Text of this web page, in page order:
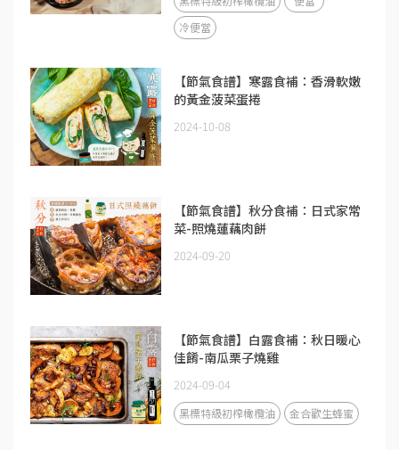
冷便當
【節氣食譜】寒露食補：香滑軟嫩
的黃金菠菜蛋捲
2024-10-08
【節氣食譜】秋分食補：日式家常
菜-照燒蓮藕肉餅
2024-09-20
【節氣食譜】白露食補：秋日暖心
佳餚-南瓜栗子燒雞
2024-09-04
黑標特級初榨橄欖油 金合歡生蜂蜜